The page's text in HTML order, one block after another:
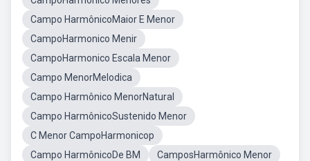
Campo HarmônicoMaior E Menor
CampoHarmonico Menir
CampoHarmonico Escala Menor
Campo MenorMelodica
Campo Harmônico MenorNatural
Campo HarmônicoSustenido Menor
C Menor CampoHarmonicop
Campo HarmônicoDe BM
CamposHarmônico Menor